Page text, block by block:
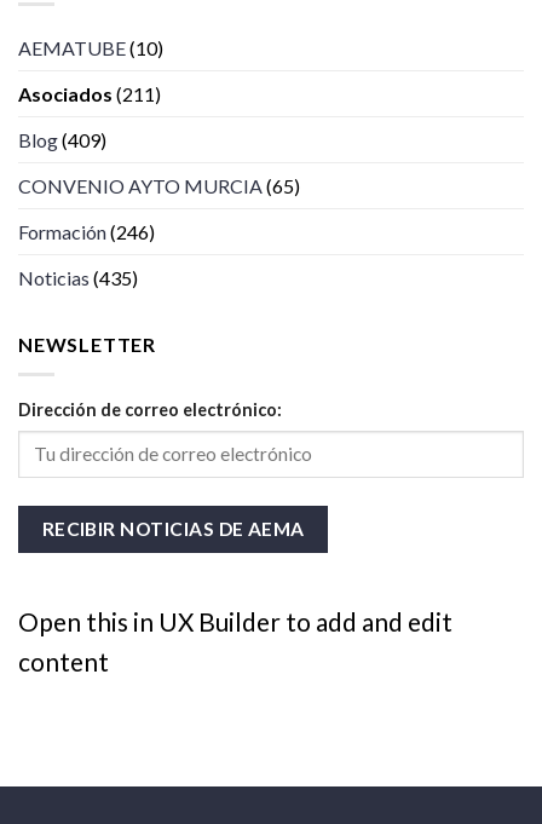
AEMATUBE(10)
Asociados (211)
Blog(409)
CONVENIO AYTO MURCIA(65)
Formación(246)
Noticias (435)
NEWSLETTER
Dirección de correo electrónico:
Open this in UX Builder to add and edit
content